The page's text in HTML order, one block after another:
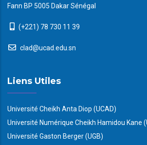
Fann BP 5005 Dakar Sénégal
(+221) 78 730 11 39
clad@ucad.edu.sn
Liens Utiles
Université Cheikh Anta Diop (UCAD)
Université Numérique Cheikh Hamidou Kane
Université Gaston Berger (UGB)